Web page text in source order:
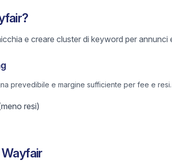
e creare cluster di keyword per annunci
prevedibile e margine sufficiente per fee e resi.
resi)